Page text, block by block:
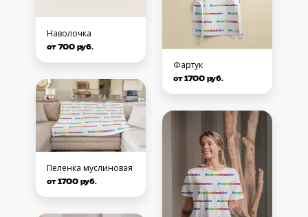
Наволочка
от 700 руб.
Пеленка муслиновая
от 1700 руб.
Фартук
от 1700 руб.